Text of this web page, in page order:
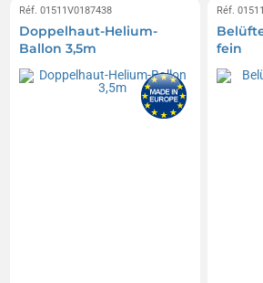
Réf. 01511V0187438
Doppelhaut-Helium-
Ballon 3,5m
Réf.
fein